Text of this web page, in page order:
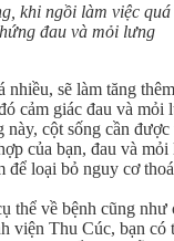
khi ngồi làm việc
đau và mỏi lưng
sẽ làm tăng
cảm giác đau và mỏi
này, cột sống cần
của bạn, đau và
để loại bỏ nguy cơ
thể về bệnh cũng như
viện Thu Cúc, bạn có